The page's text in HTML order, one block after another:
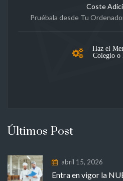
Coste
Pruébala desde Tu
Haz el
Colegio o
Últimos Post
abril 15, 2026
Entra en vigor la